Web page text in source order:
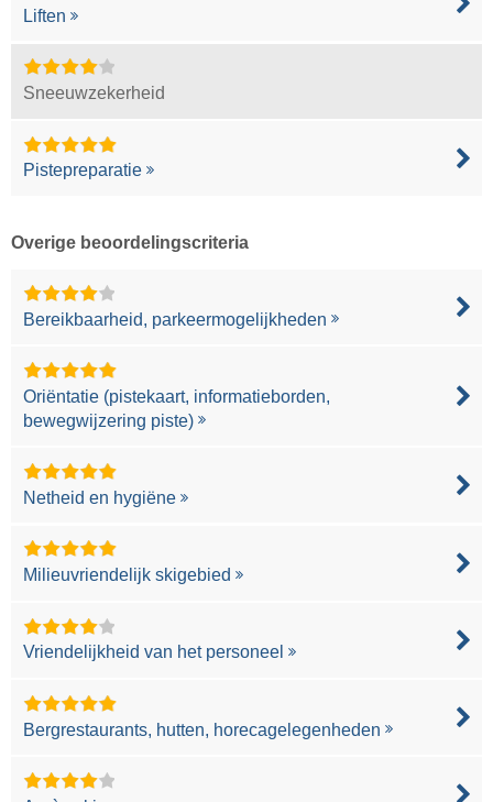
Liften
Sneeuwzekerheid
Pistepreparatie
Overige beoordelingscriteria
Bereikbaarheid, parkeermogelijkheden
Oriëntatie (pistekaart, informatieborden,
bewegwijzering piste)
Netheid en hygiëne
Milieuvriendelijk skigebied
Vriendelijkheid van het personeel
Bergrestaurants, hutten, horecagelegenheden